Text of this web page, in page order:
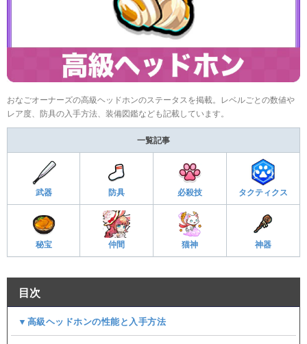
おなごオーナーズの高級ヘッドホンのステータスを掲載。レベルごとの数値や
レア度、防具の入手方法、装備図鑑なども記載しています。
一覧記事
武器 防具 必殺技 タクティクス
秘宝 仲間 猫神 神器
目次
▼高級ヘッドホンの性能と入手方法